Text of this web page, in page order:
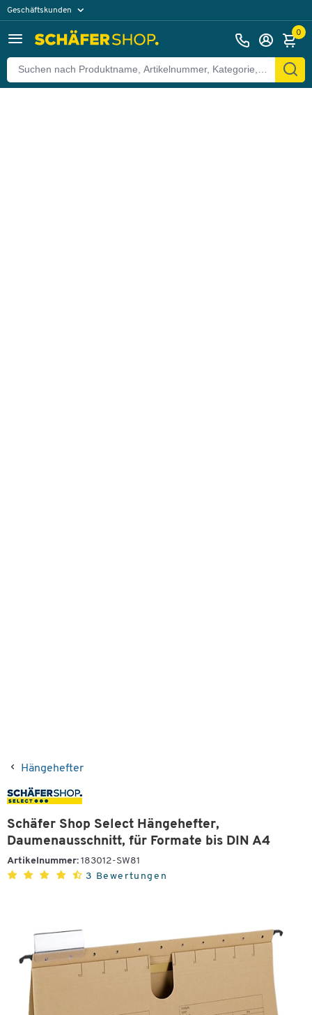
Geschäftskunden
0
Hängehefter
Schäfer Shop Select Hängehefter,
Daumenausschnitt, für Formate bis DIN A4
Artikelnummer: 183012-SW81
3 Bewertungen
Zurück